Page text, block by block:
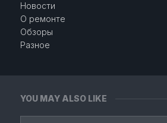
YOU MAY ALSO LIKE
Новости
О ремонте
Обзоры
Разное